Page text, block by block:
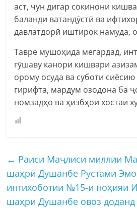
аст, чун дигар сокинони
баланди ватандӯстӣ ва
давлатдорӣ иштирок намуда,
Тавре мушоҳида мегардад,
гӯшаву канори кишвари
орому осуда ва суботи
гирифта, мардум озодона ба
номзадҳо ва ҳизбҳои хостаи
← Раиси Маҷлиси миллии
шаҳри Душанбе Рустами
интихоботии №15-и ноҳияи
шаҳри Душанбе овоз доданд